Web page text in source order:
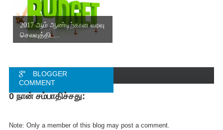
2017 ஆம் ஆண்டிற்கான வரவு
செலவுத்திட...
BLOGGER
COMMENT
FACEBOOK
0 நான் சம்பாதிச்சது:
Note: Only a member of this blog may post a comment.